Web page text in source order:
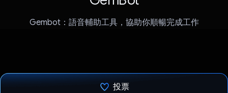
Gembot：語音輔助工具，協助你順暢完成工作
投票